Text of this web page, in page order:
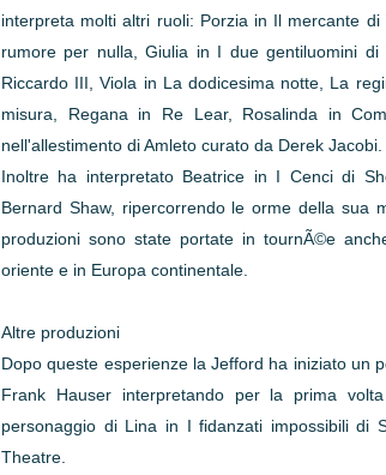
interpreta molti altri ruoli: Porzia in Il mercante
rumore per nulla, Giulia in I due gentiluomini di
Riccardo III, Viola in La dodicesima notte, La
misura, Regana in Re Lear, Rosalinda in
nell'allestimento di Amleto curato da Derek Jacobi.
Inoltre ha interpretato Beatrice in I Cenci di
Bernard Shaw, ripercorrendo le orme della sua
produzioni sono state portate in tournÃ©e
oriente e in Europa continentale.
Altre produzioni
Dopo queste esperienze la Jefford ha iniziato un
Frank Hauser interpretando per la prima
personaggio di Lina in I fidanzati impossibili di
Theatre.